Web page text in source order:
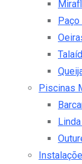
Piscinas